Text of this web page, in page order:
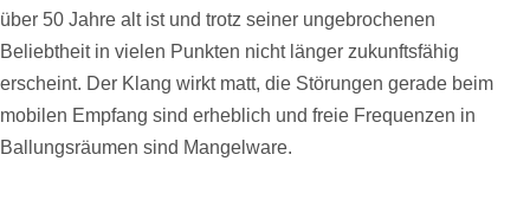
über 50 Jahre alt ist und trotz seiner ungebrochenen
Beliebtheit in vielen Punkten nicht länger zukunftsfähig
erscheint. Der Klang wirkt matt, die Störungen gerade beim
mobilen Empfang sind erheblich und freie Frequenzen in
Ballungsräumen sind Mangelware.